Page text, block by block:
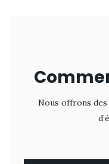
Nous offrons